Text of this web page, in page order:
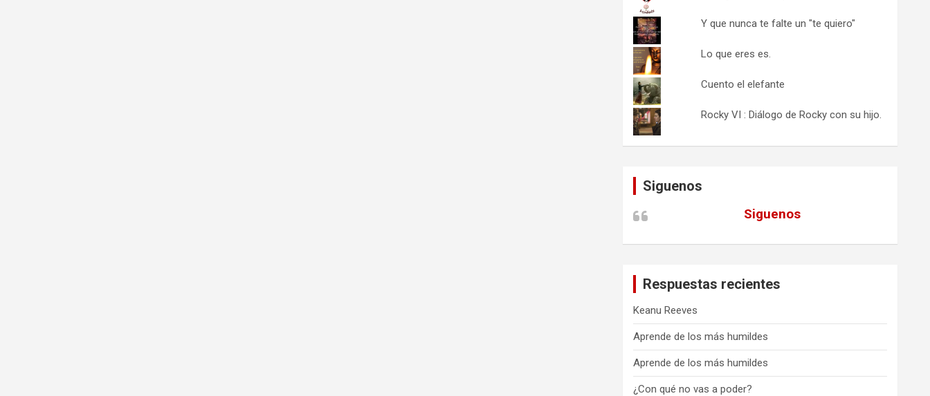
Y que nunca te falte un "te quiero"
Lo que eres es.
Cuento el elefante
Rocky VI : Diálogo de Rocky con su hijo.
Siguenos
Siguenos
Respuestas recientes
Keanu Reeves
Aprende de los más humildes
Aprende de los más humildes
¿Con qué no vas a poder?